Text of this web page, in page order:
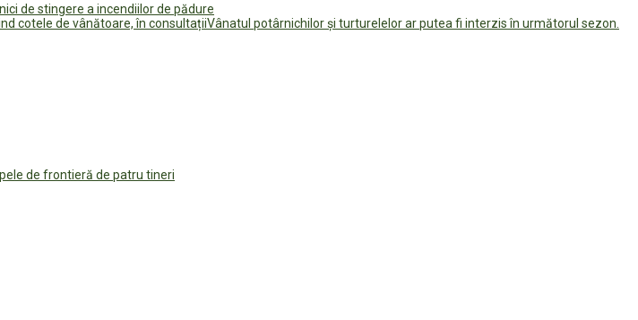
de stingere a incendiilor de pădure
Vânatul potârnichilor și turturelelor ar putea fi interzis în următorul sezon.
de frontieră de patru tineri